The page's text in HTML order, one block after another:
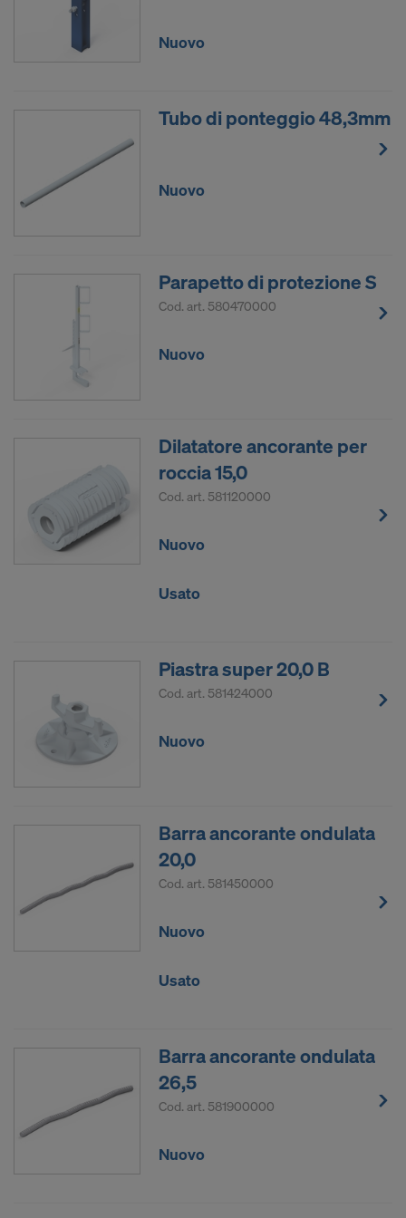
Nuovo
Tubo di ponteggio 48,3mm
Nuovo
Parapetto di protezione S
Cod. art. 580470000
Nuovo
Dilatatore ancorante per
roccia 15,0
Cod. art. 581120000
Nuovo
Usato
Piastra super 20,0 B
Cod. art. 581424000
Nuovo
Barra ancorante ondulata
20,0
Cod. art. 581450000
Nuovo
Usato
Barra ancorante ondulata
26,5
Cod. art. 581900000
Nuovo
I dati personali che trasmettiamo negli Stati Uniti
Collaboriamo con le società destinatarie seguenti
mediante diverse applicazioni:
Facebook LLC
MaxMind Inc.
Monotype Imaging Holdings Inc.
Rocket Science Group LLC
Sketchfab Inc.
The Trade Desk, Inc.
Vimeo LLC
YouTube LLC
potere continuare a trasmettere i suoi dati
personali.
L’utente può revocare in qualsiasi momento il
proprio consenso, con effetto futuro, mediante le
impostazioni dei cookie sul sito.
SI INTENDE FORNIRE IL CONSENSO
PERSONALI NEGLI STATI UNITI?